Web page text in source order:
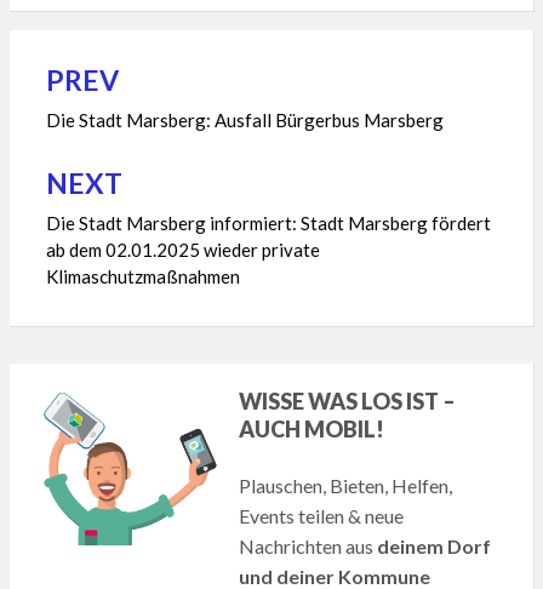
Beitragsnavigation
PREV
Die Stadt Marsberg: Ausfall Bürgerbus Marsberg
NEXT
Die Stadt Marsberg informiert: Stadt Marsberg fördert
ab dem 02.01.2025 wieder private
Klimaschutzmaßnahmen
WISSE WAS LOS IST –
AUCH MOBIL!
Plauschen, Bieten, Helfen,
Events teilen & neue
Nachrichten aus deinem Dorf
und deiner Kommune